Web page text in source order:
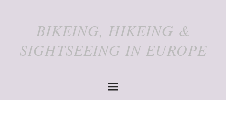
BIKEING, HIKEING &
SIGHTSEEING IN EUROPE